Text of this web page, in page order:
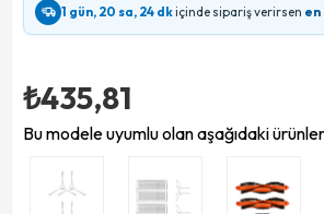
1 gün, 20 sa, 24 dkiçinde sipariş verirsen
₺435,81
Bu modele uyumlu olan aşağıdaki